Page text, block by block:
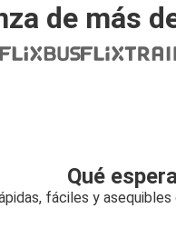
de más
Qué
fáciles y